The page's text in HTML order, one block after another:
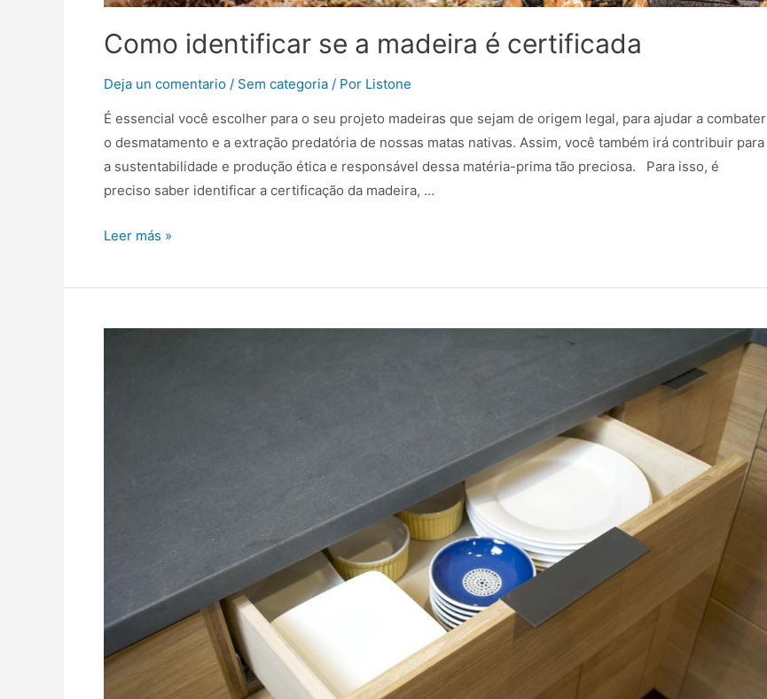
Como identificar se a madeira é certificada
Deja un comentario / Sem categoria / Por Listone
É essencial você escolher para o seu projeto madeiras que sejam de origem legal, para ajudar a combater
o desmatamento e a extração predatória de nossas matas nativas. Assim, você também irá contribuir para
a sustentabilidade e produção ética e responsável dessa matéria-prima tão preciosa. Para isso, é
preciso saber identificar a certificação da madeira, …
Leer más »